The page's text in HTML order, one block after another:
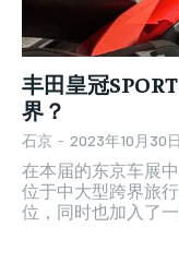
丰田皇冠
界？
石京 - 2023年10月30日
在本届的东京车展
位于中大型跨界旅
位，同时也加入了